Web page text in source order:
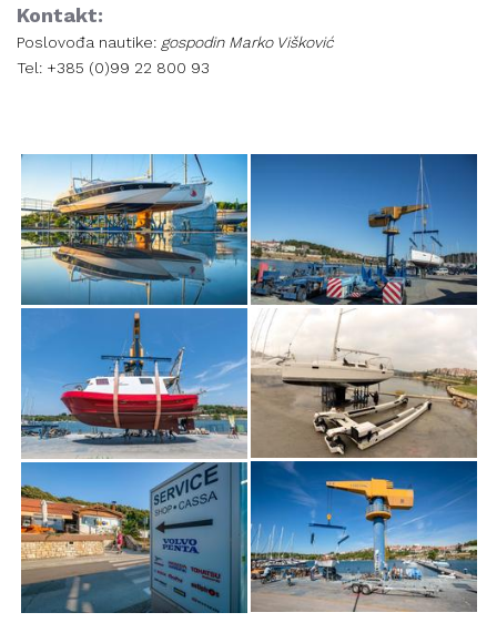
Kontakt:
​Poslovođa nautike: gospodin Marko Višković
Tel: +385 (0)99 22 800 93